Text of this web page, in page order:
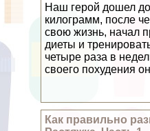
Наш герой дошел
килограмм, после
свою жизнь, начал
диеты и
четыре раза в
своего похудения
Как правильно